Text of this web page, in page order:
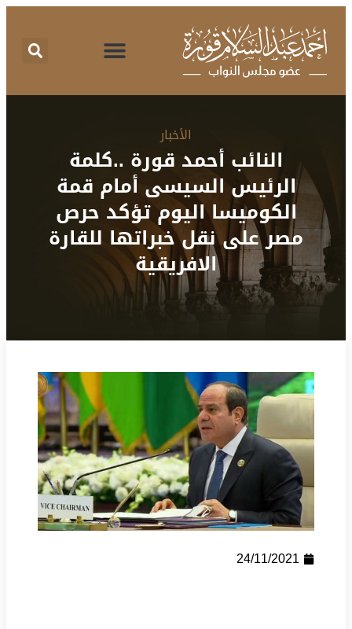
الأخبار
النائب أحمد قورة ..كلمة
الرئيس السيسى أمام قمة
الكوميسا اليوم تؤكد حرص
مصر على نقل خبراتها للقارة
الافريقية
24/11/2021